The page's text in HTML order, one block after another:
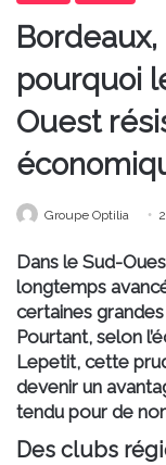
Bordeaux,
pourquoi
Ouest
Groupe Optilia
Dans le Sud-
longtemps
certaines
Pourtant, selon
Lepetit, cette
devenir un
tendu pour de
Des clubs